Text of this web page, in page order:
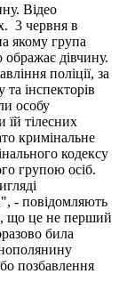
Відео
3 червня в
якому група
ображає дівчину.
поліції, за
інспекторів
особу
їй тілесних
кримінальне
кодексу
групою осіб.
- повідомляють
що це не перший
била
позбавлення